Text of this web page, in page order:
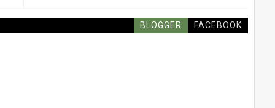
BLOGGER FACEBOOK